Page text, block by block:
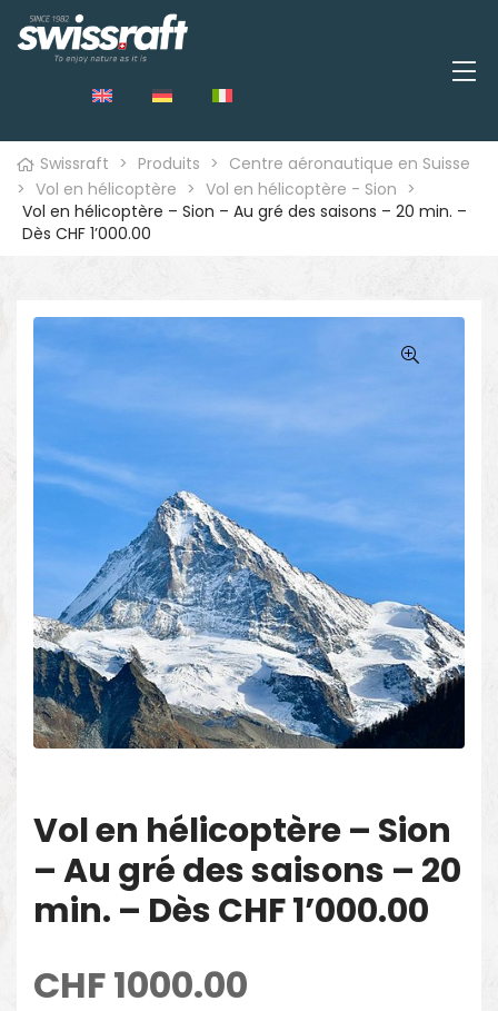
Swissraft > Produits > Centre aéronautique en Suisse
> Vol en hélicoptère > Vol en hélicoptère - Sion >
Vol en hélicoptère – Sion – Au gré des saisons – 20 min. –
Dès CHF 1’000.00
Vol en hélicoptère – Sion
– Au gré des saisons – 20
min. – Dès CHF 1’000.00
CHF1000.00